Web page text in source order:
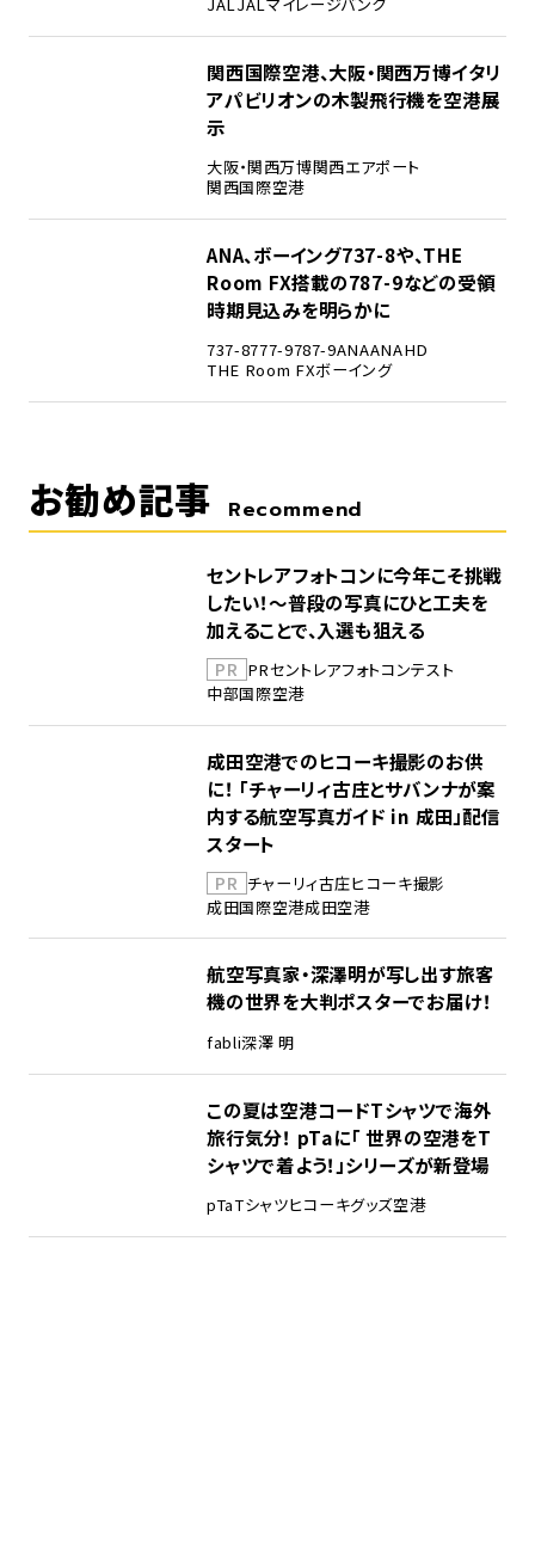
関西国際空港、大阪・関西万博イタリ
アパビリオンの木製飛行機を空港展
示
大阪・関西万博関西エアポート
関西国際空港
ANA、ボーイング737-8や、THE
Room FX搭載の787-9などの受領
時期見込みを明らかに
737-8777-9787-9ANAANAHD
THE Room FXボーイング
お勧め記事 Recommend
セントレアフォトコンに今年こそ挑戦
したい！～普段の写真にひと工夫を
加えることで、入選も狙える
PR PRセントレアフォトコンテスト
中部国際空港
成田空港でのヒコーキ撮影のお供
に！ 「チャーリィ古庄とサバンナが案
内する航空写真ガイド in 成田」配信
スタート
PR チャーリィ古庄ヒコーキ撮影
成田国際空港成田空港
航空写真家・深澤明が写し出す旅客
機の世界を大判ポスターでお届け！
fabli深澤 明
この夏は空港コードTシャツで海外
旅行気分！ pTaに「 世界の空港をT
シャツで着よう！」シリーズが新登場
pTaTシャツヒコーキグッズ空港